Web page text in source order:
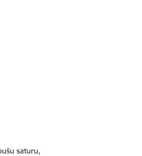
saturu,